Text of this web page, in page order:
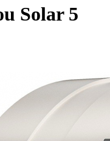
Solar 5